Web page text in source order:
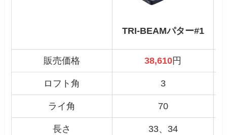
TRI-BEAMパター#1
販売価格 38,610円
ロフト角 3
ライ角 70
長さ 33、34